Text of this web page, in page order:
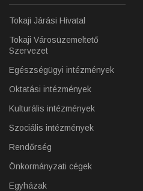
Tokaji Járási Hivatal
Tokaji Városüzemeltető
Szervezet
Egészségügyi intézmények
Oktatási intézmények
Kulturális intézmények
Szociális intézmények
Rendőrség
Önkormányzati cégek
Egyházak